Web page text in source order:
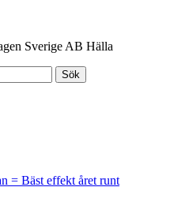
Sverige AB Hälla
Sök
= Bäst effekt året runt